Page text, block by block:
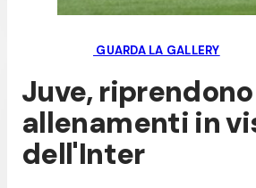
GUARDA LA GALLERY
Juve,
allenamenti in
dell'Inter